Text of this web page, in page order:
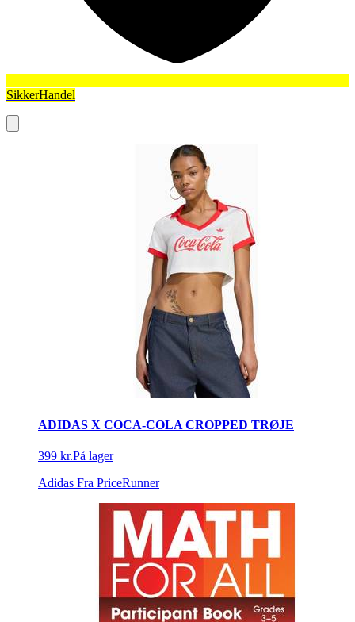
SikkerHandel
ADIDAS X COCA-COLA CROPPED TRØJE
399 kr.På lager
Adidas Fra PriceRunner